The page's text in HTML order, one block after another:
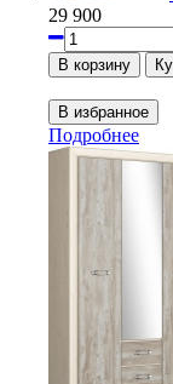
29 900
Подробнее